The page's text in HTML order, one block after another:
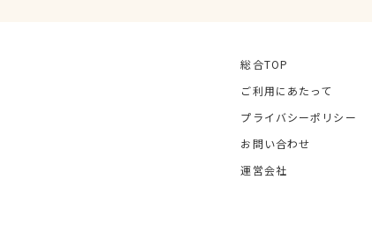
総合TOP
ご利用にあたって
プライバシーポリシー
お問い合わせ
運営会社